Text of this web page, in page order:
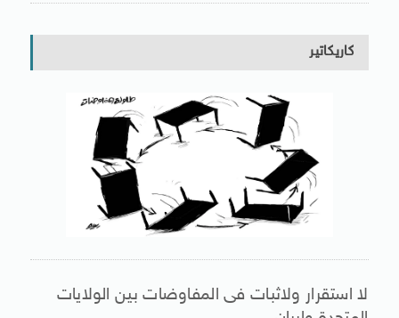
كاريكاتير
لا استقرار ولاثبات فى المفاوضات بين الولايات